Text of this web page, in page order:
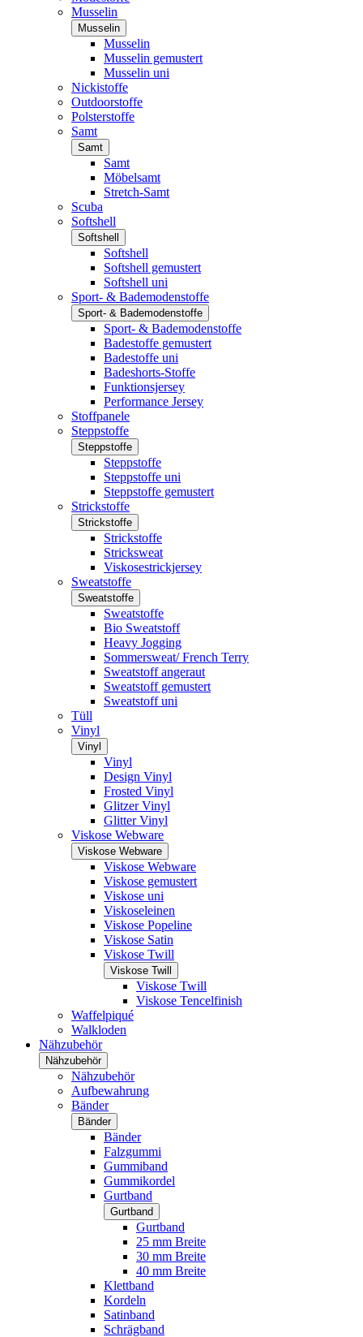
Musselin
Musselin
Musselin
Musselin gemustert
Musselin uni
Nickistoffe
Outdoorstoffe
Polsterstoffe
Samt
Samt
Samt
Möbelsamt
Stretch-Samt
Scuba
Softshell
Softshell
Softshell
Softshell gemustert
Softshell uni
Sport- & Bademodenstoffe
Sport- & Bademodenstoffe
Sport- & Bademodenstoffe
Badestoffe gemustert
Badestoffe uni
Badeshorts-Stoffe
Funktionsjersey
Performance Jersey
Stoffpanele
Steppstoffe
Steppstoffe
Steppstoffe
Steppstoffe uni
Steppstoffe gemustert
Strickstoffe
Strickstoffe
Strickstoffe
Stricksweat
Viskosestrickjersey
Sweatstoffe
Sweatstoffe
Sweatstoffe
Bio Sweatstoff
Heavy Jogging
Sommersweat/ French Terry
Sweatstoff angeraut
Sweatstoff gemustert
Sweatstoff uni
Tüll
Vinyl
Vinyl
Vinyl
Design Vinyl
Frosted Vinyl
Glitzer Vinyl
Glitter Vinyl
Viskose Webware
Viskose Webware
Viskose Webware
Viskose gemustert
Viskose uni
Viskoseleinen
Viskose Popeline
Viskose Satin
Viskose Twill
Viskose Twill
Viskose Twill
Viskose Tencelfinish
Waffelpiqué
Walkloden
Nähzubehör
Nähzubehör
Nähzubehör
Aufbewahrung
Bänder
Bänder
Bänder
Falzgummi
Gummiband
Gummikordel
Gurtband
Gurtband
Gurtband
25 mm Breite
30 mm Breite
40 mm Breite
Klettband
Kordeln
Satinband
Schrägband